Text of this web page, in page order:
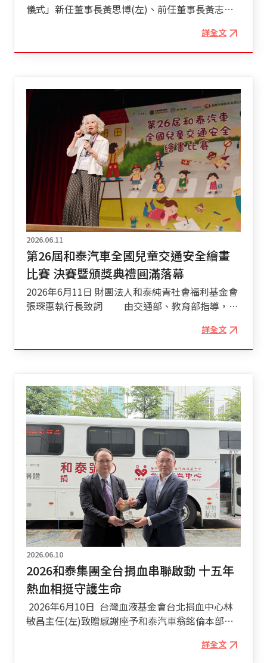
上，全新 RAV4 PHEV 同樣迎來頂級升級，車身換
上彰顯不凡身份的馭黑專屬外觀套件，搭配專屬的
20 吋馭黑鋁圈，讓整體視覺氣場更具旗艦級霸氣，
由內而外彰顯其尊榮身份。 極致安全防護：最新智
7。透過雷達與攝影機全面升級，系統的前方偵測
距離擴大 1.7 倍、水平視野提升 1.15 倍，不僅可更
早掌握本車道前方動態，更能進一步偵測相鄰車道
車輛及前前車的動向。除了具備 DRCC 全速域主動
式車距維持定速系統外，亦搭載FCTA 前方橫向來
車警示系統 及 DMC 駕駛疲勞監測系統，提前為駕
駛化解潛在風險，打造無懈可擊的全方位行車防護
網絡。 全新 RAV4 PHEV完美集結了前瞻科
技、極致動能與永續移動美學於一身，不僅樹立了
新能源休旅的全新典範，更將以無可挑剔的頂級格
局，引領台灣休旅車市場跨入全新視界。RAV4
PHEV 將於本周末正式進駐全國展示中心。誠摯邀
請廣大消費者親臨鑑賞，體驗兼具智慧、安全與強
悍性能的極致移動魅力。詳細車款資訊與購車優惠
活動，請至 TOYOTA 官方網站查詢 :
https://www.toyota.com.tw/showroom/RAV4/
如有購車需求可至以下網址留下您的聯繫資訊，後
不含 E-mirror 電子式車內後視鏡。 註2：資料來
源：交通部公路總局統計查詢網於統計期間內之新
車領牌數，統計期間：2026/01/01-2026/05/31。
註3：純電行駛里程為依據歐盟ECE R101及其修正
指令標準測試程序(NEDC行車型態)測得之測試值，
係在實驗室內，依規定的行車型態於車體動力計上
測得。實際道路行駛時，因受天候、路況、載重、
使用空調系統、駕駛習慣及車輛維護保養等因素影
響，其續航里程實際值可能與測試值有所差異。詳
情請參閱經濟部能源署網站。 註4：最大/綜效馬力
及最大扭力為原廠提供之實驗室測試數值；惟實際
道路行駛時，因受路況、載重、風阻、輪胎狀況及
車輛維護保養等因素影響，實際數值可能有所差
異。 註5：此為原廠提供之實驗室測試數值；惟實
際道路行駛時，因受路況、載重、風阻、輪胎狀況
及車輛維護保養等因素影響，實際數值可能有所差
異。 註6：「TOYOTA Connect智能聯網系統」部
分功能需搭配4G連網後方能使用，實際功能依照各
車型及等級之設定而有規格、外觀等差異。其作動
預計捐贈50箱豐富且多樣化的讀物資源予新竹縣嘉
興國小與桃山國小，期盼透過優質書籍的引導，養
成偏鄉學童的閱讀習慣與素養。 「原夢代表隊」
也在日常訓練中遇到移動資源不足的問題。五峰國
小棒壘隊成立於1990年，屢屢在賽事中奪得佳績，
更於2025年新竹縣國小棒球硬式組聯賽榮獲冠軍。
因此，和泰善用集團「移動」本業的優勢，提供
iRent 專屬車支援棒壘隊的日常通勤，讓教練與孩
子們能無後顧之憂地在球場上揮灑汗水、盡情追
夢。 和泰集團化身夢想推手，提供 iRent 專屬車，
陪伴五峰國小棒壘隊的孩子們安心茁壯、勇敢揮擊
本次更號召關係企業車美仕、和泰產險捐贈桃山
國小合唱團共35萬元，於7月出發東京國際合唱比
賽，期待孩子的歌聲唱響國際舞台；亦攜手和泰聯
網，提供環境教育桌遊給三校的學生，以輕鬆有趣
的方式宣導永續觀念。 和泰汽車攜手和泰純青基金
會、和泰產險、車美仕及和泰聯網共同支持「原夢
代表隊」計畫， 成為孩子們成長路上的最強後盾
和泰集團認為「孩子缺少的從來不是天賦，而是機
手嘉興與桃山國小合唱團奪得多項國際大獎，如嘉
興國小獲2025年日本東京國際合唱大賽金質獎，桃
除了幫助合唱團前往國際舞台，更關注孩子的成長
教育，每年舉辦的學涯體驗營已成為孩子們最期待
的活動，成功打開孩子對各行各業的想像。」 未
來，和泰集團將持續發揮公益影響力，以實際行動
全方位守護台灣下一代，陪伴孩子們啟動夢想，馳
騁未來。 《和泰集團 ESG • 與美好台灣同行》
FB：
https://www.facebook.com/Hotai.lovestart/
IG：https://www.instagram.com/hotaiesg/
儀式」新任董事長黃思博(左)、前任董事長黃志誠
包材大廠「大全彩藝工業(股)公司」6/11(四)傍晚
在新竹產業園區舉行新舊任董事長交接儀式。儀式
泰汽車關係企業主管、新竹產業園區服務中心主
管、新竹工業區廠商協進會理事長及包材產業供應
鏈主管等各界人士出席，儀式過程簡單隆重。
大全彩藝董事會今年5月進行改選換屆，並推
選由黃烈火家族的第四代成員–黃思博接下了大全
彩藝董事長的棒子。大全彩藝創設於1963年，其創
辦人同和泰汽車為台灣知名企業家黃烈火先生，亦
是大全彩藝的第一任董事長，後續接任的董事長尚
包括蘇燕輝(前和泰汽車集團總裁)、黃克銘、張景
涵、黃國選及黃志誠等五位，其歷任董事長對台灣
軟式包材產業的發展都有著不同的卓越影響及貢
獻。新接班的第七任董事長黃思博先生，也在交接
儀式中致詞表示「將繼承曾祖父當年創辦大全彩藝
的初衷與職志，持續為大全彩藝及台灣軟式包材產
業投入新的貢獻和力量，並承諾為台灣以至於全世
界的產業提供最優質的包材代工生產及服務」。
長青企業大全彩藝的經營層再次順利改朝換
代，為台灣傳統產業的企業接班人議題，又立下了
一次良好示範。
詳全文
2026.06.11
第26屆和泰汽車全國兒童交通安全繪畫
比賽 決賽暨頒獎典禮圓滿落幕
2026年6月11日 財團法人和泰純青社會福利基金會
張琛惠執行長致詞 由交通部、教育部指導，和
基金會共同舉辦的「第26屆和泰汽車全國兒童交通
安全繪畫比賽」，本屆決賽主題訂為「交通安全保
確用路觀念，並從自身實踐交通安全行為，共同為
打造更安全的交通環境努力。 入圍決賽同學現場作
畫 身障組得獎作品展示 去年12月初賽徵件到
今年3月底截止，共收到6,331件作品，比賽長期設
置身障組，鼓勵身心障礙學生透過繪畫展現創意與
才華，並於頒獎典禮當天公開表揚初選獲獎學生；
一般組則經第一階段評選後，選出國小低年級組、
中年級組及高年級組共150位學生晉級決賽，於現
場進行創作競賽，再由評審團評選出各組特優、優
選及佳作得主。 決賽暨頒獎典禮於2026年6
月6日（六）假交通部盛大舉行，由財團法人和泰
純青社會福利基金會執行長張琛惠、交通部道路交
通安全督導委員會簡任技正劉俐良，以及評審團成
員中華民國兒童美術教育學會理事李正豐老師、風
野藝術協會理事長黃文祥老師及繪本創作家黃一文
老師，共同頒發獎項予獲獎學生，肯定其優秀表現
與創意成果。 「和泰汽車全國兒童交通安全繪
教育推廣，透過繪畫創作讓交通安全觀念向下扎
詳全文
2026.06.10
2026和泰集團全台捐血串聯啟動 十五年
熱血相挺守護生命
2026年6月10日 台灣血液基金會台北捐血中心林
敏昌主任(左)致贈感謝座予和泰汽車翁銘倫本部長
益，至今已邁入第15年。今年再度攜手醫療財團法
詳全文